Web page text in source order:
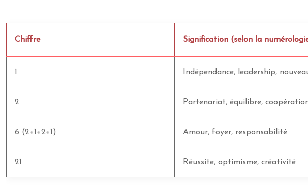
Chiffre Signification (selon la
Indépendance, leadership,
2 Partenariat, équilibre,
6 (2+1+2+1) Amour, foyer, responsabilité
21 Réussite, optimisme, créativité